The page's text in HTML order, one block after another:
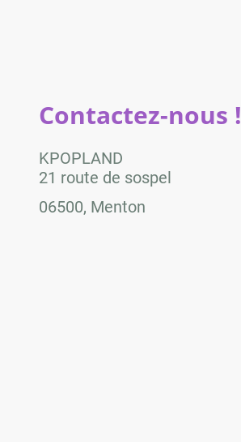
Contactez-nous !
KPOPLAND
21 route de sospel
06500, Menton